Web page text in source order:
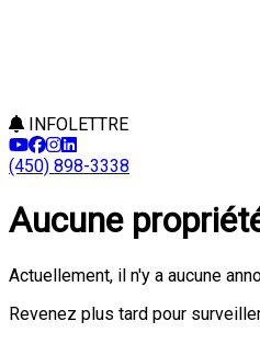
INFOLETTRE
(450) 898-3338
Aucune
Actuellement, il n'y a aucune
Revenez plus tard pour